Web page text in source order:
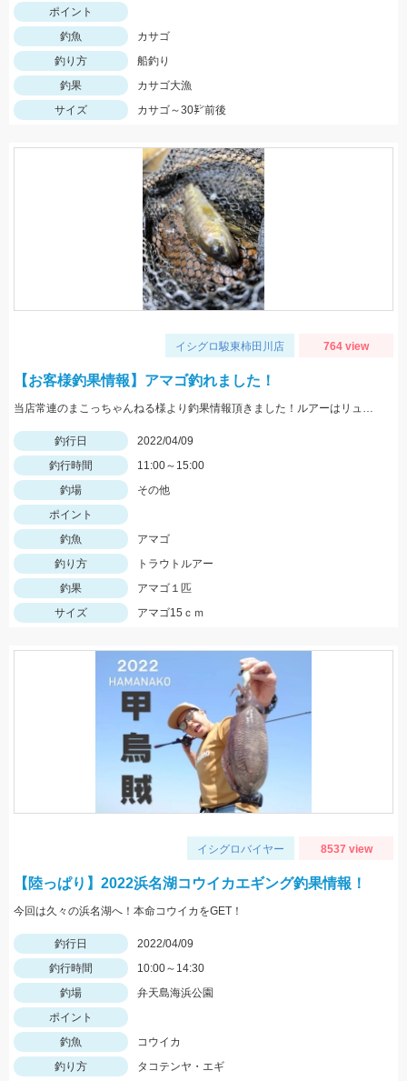
ポイント
釣魚
カサゴ
釣り方
船釣り
釣果
カサゴ大漁
サイズ
カサゴ～30㌢前後
イシグロ駿東柿田川店 764 view
【お客様釣果情報】アマゴ釣れました！
当店常連のまこっちゃんねる様より釣果情報頂きました！ルアーはリュウキ38Sライムチャートヤマメを使用。水温が上がり活性が高くなってきました。
釣行日
2022/04/09
釣行時間
11:00～15:00
釣場
その他
ポイント
釣魚
アマゴ
釣り方
トラウトルアー
釣果
アマゴ１匹
サイズ
アマゴ15ｃｍ
イシグロバイヤー 8537 view
【陸っぱり】2022浜名湖コウイカエギング釣果情報！
今回は久々の浜名湖へ！本命コウイカをGET！
釣行日
2022/04/09
釣行時間
10:00～14:30
釣場
弁天島海浜公園
ポイント
釣魚
コウイカ
釣り方
タコテンヤ・エギ